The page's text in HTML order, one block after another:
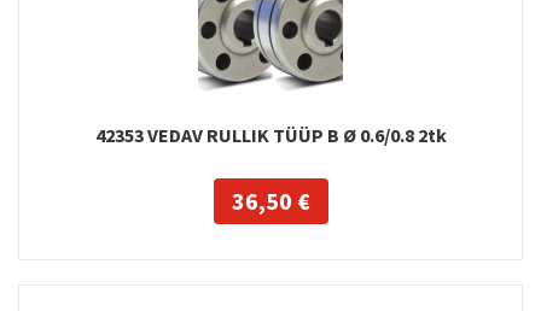
42353 VEDAV RULLIK TÜÜP B Ø 0.6/0.8 2tk
36,50 €